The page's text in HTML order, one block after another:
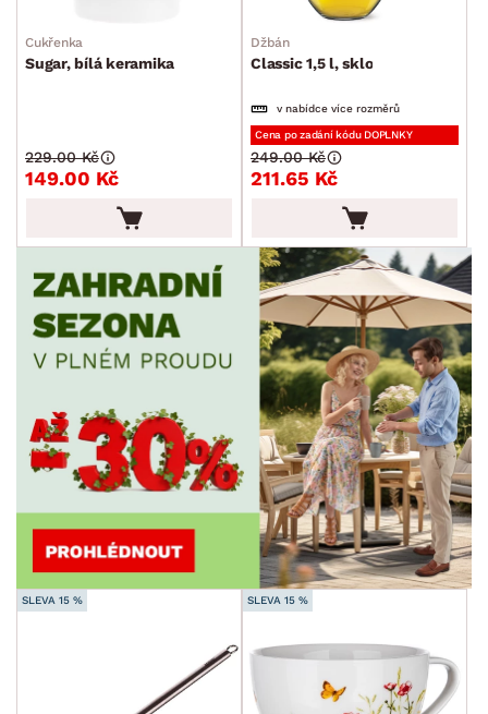
Cukřenka
Sugar, bílá keramika
149.00 Kč
229.00 Kč
Džbán
Classic 1,5 l, sklo
v nabídce více rozměrů
Cena po zadání kódu DOPLNKY
211.65 Kč
249.00 Kč
SLEVA 15 % SLEVA 15 %